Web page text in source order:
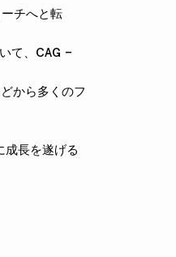
チへと転
て、CAG –
から多くのフ
成長を遂げる